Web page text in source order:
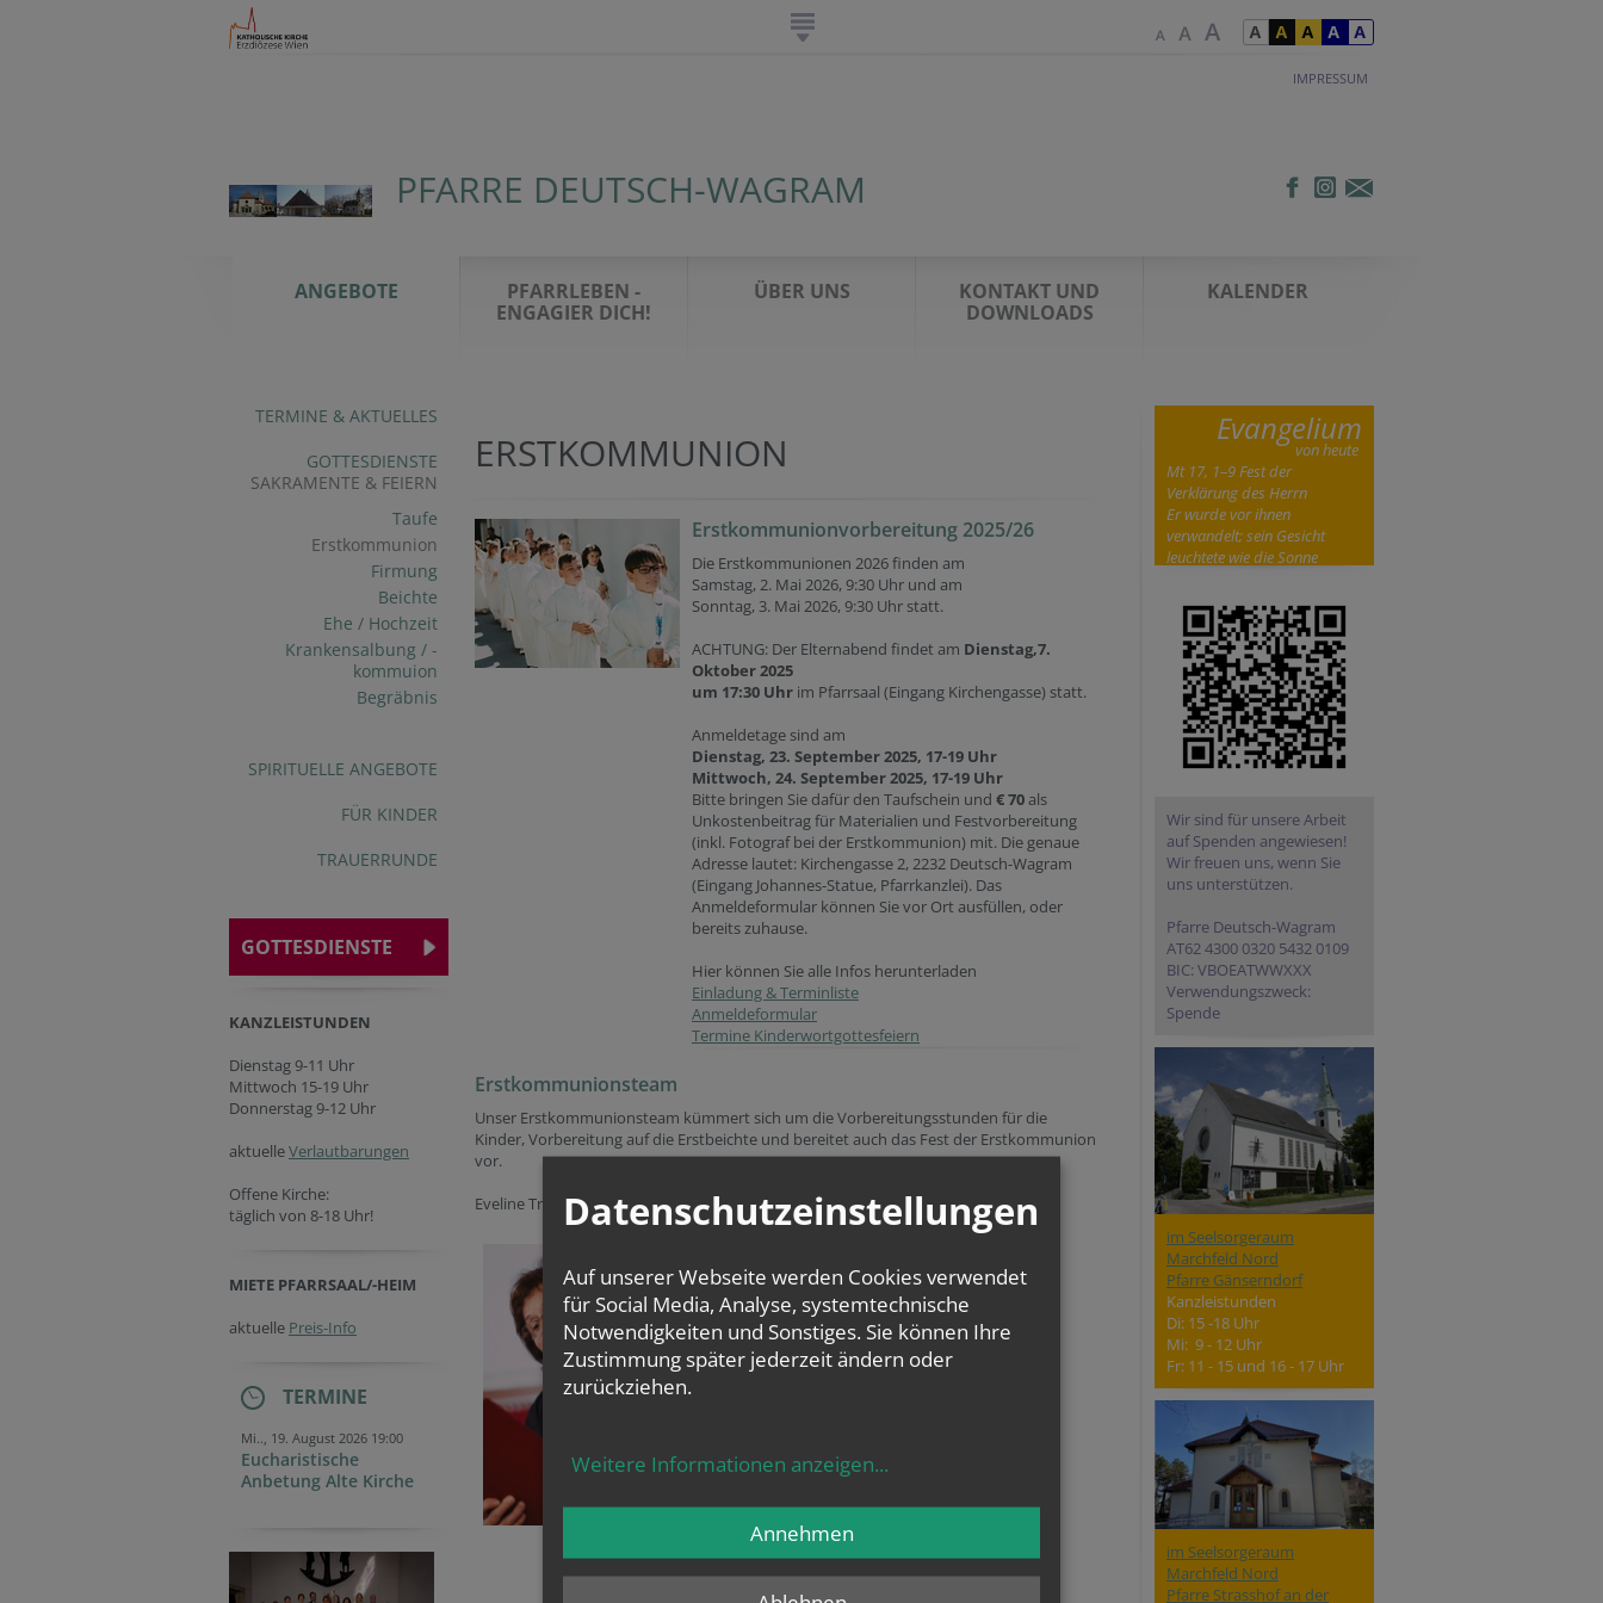
IMPRESSUM
PFARRE DEUTSCH-WAGRAM
ANGEBOTE
PFARRLEBEN -
ENGAGIER DICH!
ÜBER UNS
KONTAKT UND
DOWNLOADS
KALENDER
TERMINE & AKTUELLES
GOTTESDIENSTE
SAKRAMENTE & FEIERN
Taufe
Erstkommunion
Firmung
Beichte
Ehe / Hochzeit
Krankensalbung / -
kommuion
Begräbnis
SPIRITUELLE ANGEBOTE
FÜR KINDER
TRAUERRUNDE
GOTTESDIENSTE
KANZLEISTUNDEN
Dienstag 9-11 Uhr
Mittwoch 15-19 Uhr
Donnerstag 9-12 Uhr
aktuelleVerlautbarungen
Offene Kirche:
täglich von 8-18 Uhr!
MIETE PFARRSAAL/-HEIM
aktuelle Preis-Info
TERMINE
Mi.., 19. August 2026 19:00
Eucharistische
Anbetung Alte Kirche
ERSTKOMMUNION
Erstkommunionvorbereitung 2025/26
Die Erstkommunionen 2026 finden am
Samstag, 2. Mai 2026, 9:30 Uhr und am
Sonntag, 3. Mai 2026, 9:30 Uhr statt.
ACHTUNG: Der Elternabend findet am Dienstag,7.
Oktober 2025
um 17:30 Uhr im Pfarrsaal (Eingang Kirchengasse) statt.
Anmeldetage sind am
Dienstag, 23. September 2025, 17-19 Uhr
Mittwoch, 24. September 2025, 17-19 Uhr
Bitte bringen Sie dafür den Taufschein und € 70als
Unkostenbeitrag für Materialien und Festvorbereitung
(inkl. Fotograf bei der Erstkommunion) mit. Die genaue
Adresse lautet: Kirchengasse 2, 2232 Deutsch-Wagram
(Eingang Johannes-Statue, Pfarrkanzlei). Das
Anmeldeformular können Sie vor Ort ausfüllen, oder
bereits zuhause.
Hier können Sie alle Infos herunterladen
Einladung & Terminliste
Anmeldeformular
Termine Kinderwortgottesfeiern
Erstkommunionsteam
Unser Erstkommunionsteam kümmert sich um die Vorbereitungsstunden für die
Kinder, Vorbereitung auf die Erstbeichte und bereitet auch das Fest der Erstkommunion
vor.
Eveline Tröster, Verena Wagner-Winkelbauer und Pastoralhelfer Igor Ostojic
Evangelium
von heute
Mt 17, 1–9 Fest der
Verklärung des Herrn
Er wurde vor ihnen
verwandelt; sein Gesicht
leuchtete wie die Sonne
Wir sind für unsere Arbeit
auf Spenden angewiesen!
Wir freuen uns, wenn Sie
uns unterstützen.
Pfarre Deutsch-Wagram
AT62 4300 0320 5432 0109
BIC: VBOEATWWXXX
Verwendungszweck:
Spende
im Seelsorgeraum
Marchfeld Nord
Pfarre Gänserndorf
Kanzleistunden
Di: 15 -18 Uhr
Mi: 9 - 12 Uhr
Fr: 11 - 15 und 16 - 17 Uhr
im Seelsorgeraum
Marchfeld Nord
Pfarre Strasshof an der
Datenschutzeinstellungen
Auf unserer Webseite werden Cookies verwendet
für Social Media, Analyse, systemtechnische
Notwendigkeiten und Sonstiges. Sie können Ihre
Zustimmung später jederzeit ändern oder
zurückziehen.
Weitere Informationen anzeigen...
Annehmen